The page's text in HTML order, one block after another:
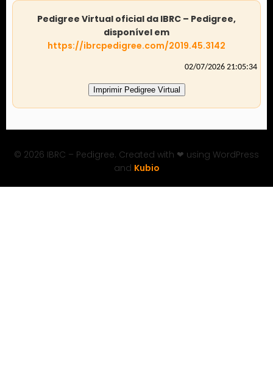
Pedigree Virtual oficial da IBRC – Pedigree,
disponível em
https://ibrcpedigree.com/2019.45.3142
02/07/2026 21:05:34
Imprimir Pedigree Virtual
© 2026 IBRC – Pedigree. Created with ❤ using WordPress
and Kubio